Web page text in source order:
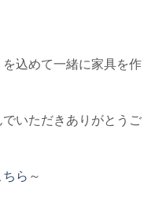
込めて一緒に家具を作
いただきありがとうご
ちら ～